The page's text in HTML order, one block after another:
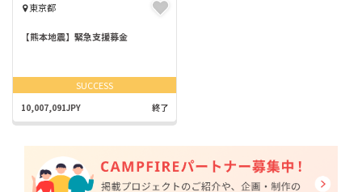
東京都
【熊本地震】緊急支援募金
SUCCESS
10,007,091JPY 終了